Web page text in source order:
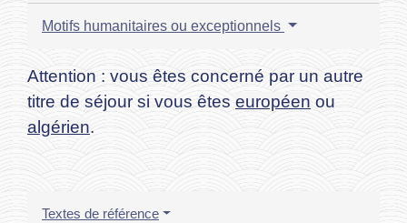
Motifs humanitaires ou exceptionnels
Attention : vous êtes concerné par un autre
titre de séjour si vous êtes européen ou
algérien.
Textes de référence